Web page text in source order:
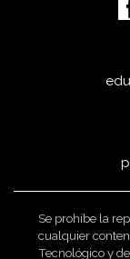
Se prohíbe la
cualquier
Tecnológico y